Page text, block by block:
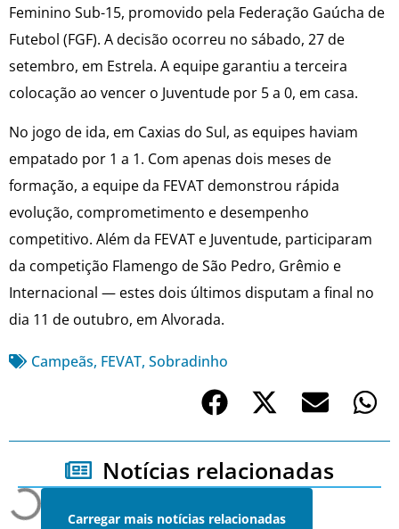
Feminino Sub-15, promovido pela Federação Gaúcha de
Futebol (FGF). A decisão ocorreu no sábado, 27 de
setembro, em Estrela. A equipe garantiu a terceira
colocação ao vencer o Juventude por 5 a 0, em casa.
No jogo de ida, em Caxias do Sul, as equipes haviam
empatado por 1 a 1. Com apenas dois meses de
formação, a equipe da FEVAT demonstrou rápida
evolução, comprometimento e desempenho
competitivo. Além da FEVAT e Juventude, participaram
da competição Flamengo de São Pedro, Grêmio e
Internacional — estes dois últimos disputam a final no
dia 11 de outubro, em Alvorada.
Campeãs, FEVAT, Sobradinho
Notícias relacionadas
Carregar mais notícias relacionadas